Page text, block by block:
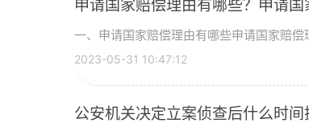
申请国家赔偿理由有哪些？申请国
一、申请国家赔偿理由有哪些申请国家赔偿
2023-05-31 10:47:12
公安机关决定立案侦查后什么时间